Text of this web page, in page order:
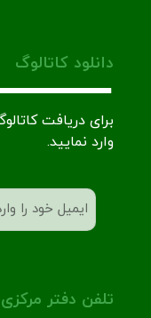
دانلود کاتالوگ
برای دریافت
وارد نمایید.
ایمیل
تلفن دفتر مرکزی